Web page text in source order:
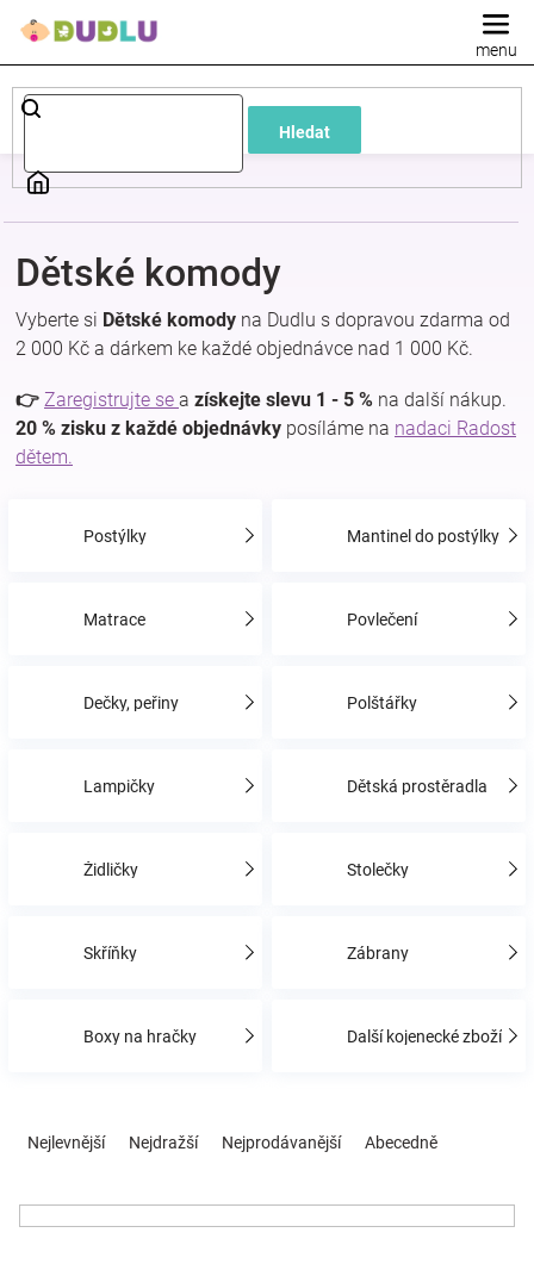
Hledat
Dětské
a
kojenecké
oblečení
Pokojíček
a
kojenecká
oblečení
Blog
Dětské komody
Vyberte si Dětské komody na Dudlu s dopravou zdarma od
2 000 Kč a dárkem ke každé objednávce nad 1 000 Kč.
👉 Zaregistrujte se a získejte slevu 1 - 5 % na další nákup.
20 % zisku z každé objednávky posíláme na nadaci Radost
dětem.
Postýlky Mantinel do postýlky
Matrace Povlečení
Dečky, peřiny Polštářky
Lampičky Dětská prostěradla
Židličky Stolečky
Skříňky Zábrany
Boxy na hračky Další kojenecké zboží
Nejlevnější Nejdražší Nejprodávanější Abecedně